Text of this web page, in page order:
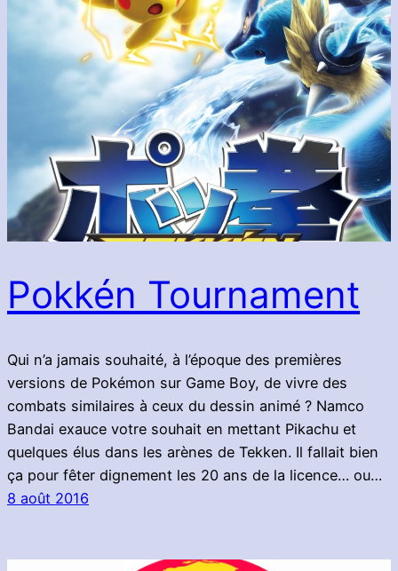
Pokkén Tournament
Qui n’a jamais souhaité, à l’époque des premières
versions de Pokémon sur Game Boy, de vivre des
combats similaires à ceux du dessin animé ? Namco
Bandai exauce votre souhait en mettant Pikachu et
quelques élus dans les arènes de Tekken. Il fallait bien
ça pour fêter dignement les 20 ans de la licence… ou…
8 août 2016